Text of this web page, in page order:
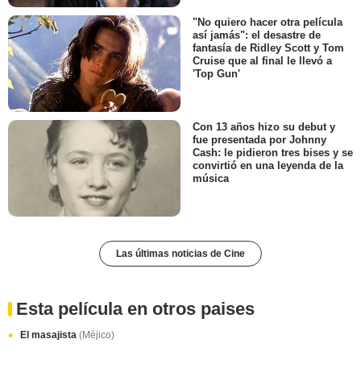
"No quiero hacer otra película
así jamás": el desastre de
fantasía de Ridley Scott y Tom
Cruise que al final le llevó a
'Top Gun'
Con 13 años hizo su debut y
fue presentada por Johnny
Cash: le pidieron tres bises y se
convirtió en una leyenda de la
música
Las últimas noticias de Cine
Esta película en otros paises
El masajista (Méjico)